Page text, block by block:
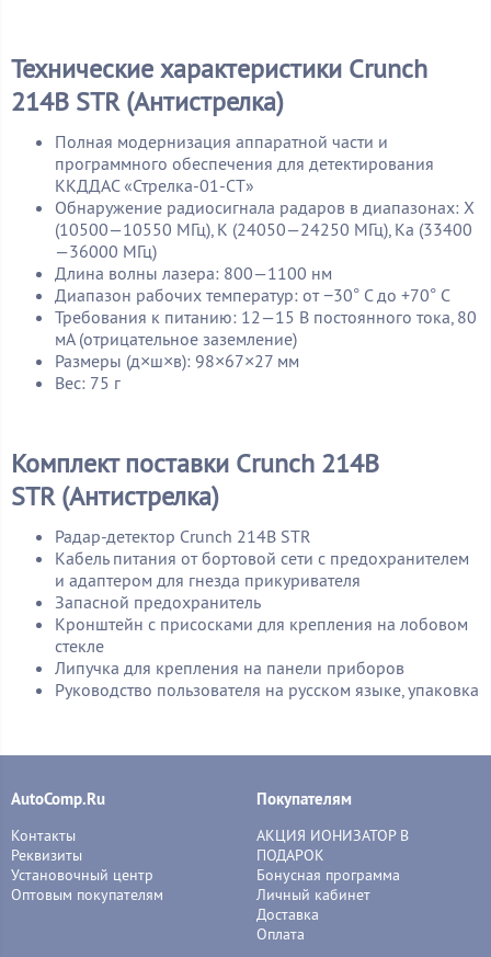
Технические характеристики Crunch
214B STR (Антистрелка)
Полная модернизация аппаратной части и
программного обеспечения для детектирования
ККДДАС «Стрелка-01-СТ»
Обнаружение радиосигнала радаров в диапазонах: X
(10500—10550 МГц), K (24050—24250 МГц), Ka (33400
—36000 МГц)
Длина волны лазера: 800—1100 нм
Диапазон рабочих температур: от −30° С до +70° C
Требования к питанию: 12—15 В постоянного тока, 80
мА (отрицательное заземление)
Размеры (д×ш×в): 98×67×27 мм
Вес: 75 г
Комплект поставки Crunch 214B
STR (Антистрелка)
Радар-детектор Crunch 214B STR
Кабель питания от бортовой сети с предохранителем
и адаптером для гнезда прикуривателя
Запасной предохранитель
Кронштейн с присосками для крепления на лобовом
стекле
Липучка для крепления на панели приборов
Руководство пользователя на русском языке, упаковка
AutoComp.Ru
Контакты
Реквизиты
Установочный центр
Оптовым покупателям
Покупателям
АКЦИЯ ИОНИЗАТОР В
ПОДАРОК
Бонусная программа
Личный кабинет
Доставка
Оплата